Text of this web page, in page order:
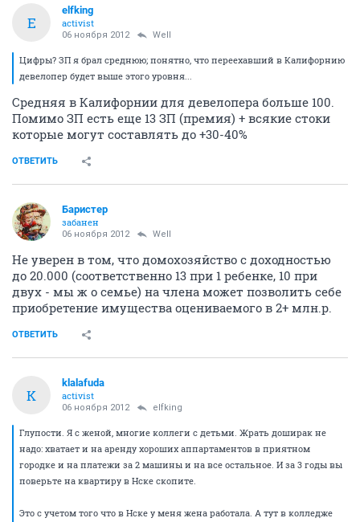
E
elfking
activist
06 ноября 2012 Well
Цифры? ЗП я брал среднюю; понятно, что переехавший в Калифорнию
девелопер будет выше этого уровня...
Средняя в Калифорнии для девелопера больше 100.
Помимо ЗП есть еще 13 ЗП (премия) + всякие стоки
которые могут составлять до +30-40%
ОТВЕТИТЬ
Баристер
забанен
06 ноября 2012 Well
Не уверен в том, что домохозяйство с доходностью
до 20.000 (соответственно 13 при 1 ребенке, 10 при
двух - мы ж о семье) на члена может позволить себе
приобретение имущества оцениваемого в 2+ млн.р.
ОТВЕТИТЬ
K
klalafuda
activist
06 ноября 2012 elfking
Глупости. Я с женой, многие коллеги с детьми. Жрать доширак не
надо: хватает и на аренду хороших аппартаментов в приятном
городке и на платежи за 2 машины и на все остальное. И за 3 годы вы
поверьте на квартиру в Нске скопите.
Это с учетом того что в Нске у меня жена работала. А тут в колледже